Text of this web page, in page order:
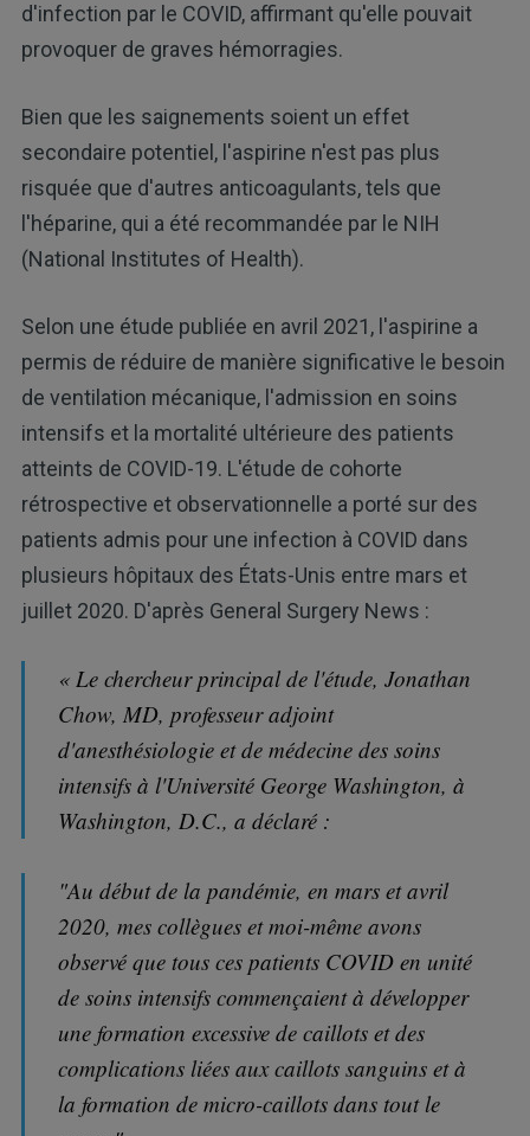
d'infection par le COVID, affirmant qu'elle pouvait
provoquer de graves hémorragies.
Bien que les saignements soient un effet
secondaire potentiel, l'aspirine n'est pas plus
risquée que d'autres anticoagulants, tels que
l'héparine, qui a été recommandée par le NIH
(National Institutes of Health).
Selon une étude publiée en avril 2021, l'aspirine a
permis de réduire de manière significative le besoin
de ventilation mécanique, l'admission en soins
intensifs et la mortalité ultérieure des patients
atteints de COVID-19. L'étude de cohorte
rétrospective et observationnelle a porté sur des
patients admis pour une infection à COVID dans
plusieurs hôpitaux des États-Unis entre mars et
juillet 2020. D'après General Surgery News :
« Le chercheur principal de l'étude, Jonathan
Chow, MD, professeur adjoint
d'anesthésiologie et de médecine des soins
intensifs à l'Université George Washington, à
Washington, D.C., a déclaré :
"Au début de la pandémie, en mars et avril
2020, mes collègues et moi-même avons
observé que tous ces patients COVID en unité
de soins intensifs commençaient à développer
une formation excessive de caillots et des
complications liées aux caillots sanguins et à
la formation de micro-caillots dans tout le